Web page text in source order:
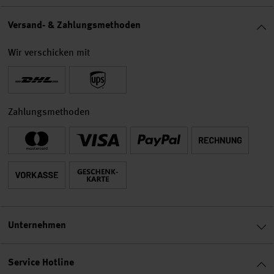
Service Hotline
Versand- & Zahlungsmethoden
Wir verschicken mit
Zahlungsmethoden
Unternehmen